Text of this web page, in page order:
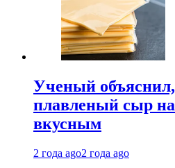
Ученый
плавленый сыр
вкусным
2 года ago2 года ago